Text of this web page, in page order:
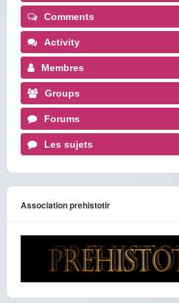
Comments
Activity
Membres
Groups
Forums
Les sujets
Association prehistotir